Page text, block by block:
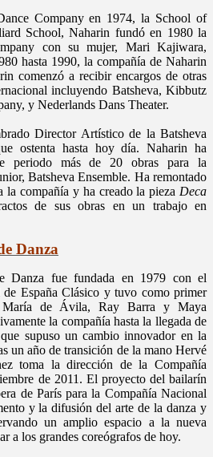
Company en 1974, la School of
School, Naharin fundó en 1980 la
con su mujer, Mari Kajiwara,
hasta 1990, la compañía de Naharin
comenzó a recibir encargos de otras
incluyendo Batsheva, Kibbutz
y Nederlands Dans Theater.
Director Artístico de la Batsheva
ostenta hasta hoy día. Naharin ha
periodo más de 20 obras para la
Batsheva Ensemble. Ha remontado
la compañía y ha creado la pieza Deca
de sus obras en un trabajo en
Danza
Danza fue fundada en 1979 con el
España Clásico y tuvo como primer
de Ávila, Ray Barra y Maya
la compañía hasta la llegada de
supuso un cambio innovador en la
un año de transición de la mano Hervé
toma la dirección de la Compañía
de 2011. El proyecto del bailarín
de París para la Compañía Nacional
y la difusión del arte de la danza y
un amplio espacio a la nueva
a los grandes coreógrafos de hoy.